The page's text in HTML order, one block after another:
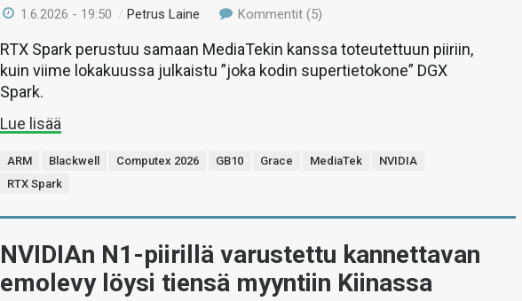
1.6.2026 - 19:50 /Petrus Laine Kommentit (5)
RTX Spark perustuu samaan MediaTekin kanssa toteutettuun piiriin,
kuin viime lokakuussa julkaistu ”joka kodin supertietokone” DGX
Spark.
Lue lisää
ARM Blackwell Computex 2026 GB10 Grace MediaTek
NVIDIA
RTX Spark
NVIDIAn N1-piirillä varustettu kannettavan
emolevy löysi tiensä myyntiin Kiinassa